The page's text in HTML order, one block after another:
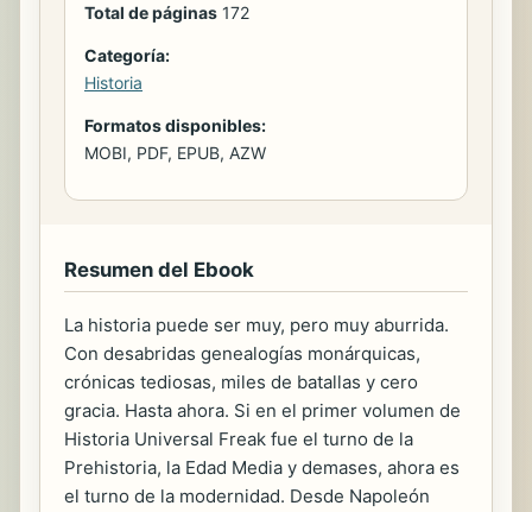
Total de páginas 172
Categoría:
Historia
Formatos disponibles:
MOBI, PDF, EPUB, AZW
Resumen del Ebook
La historia puede ser muy, pero muy aburrida.
Con desabridas genealogías monárquicas,
crónicas tediosas, miles de batallas y cero
gracia. Hasta ahora. Si en el primer volumen de
Historia Universal Freak fue el turno de la
Prehistoria, la Edad Media y demases, ahora es
el turno de la modernidad. Desde Napoleón